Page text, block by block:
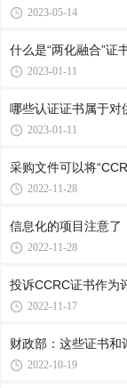
2023-05-14
什么是“两化融合”证
2023-01-11
哪些认证证书属于对
2023-01-11
采购文件可以将
2022-11-28
信息化的项目注意了
2022-11-28
投诉CCRC证书作为
2022-11-17
财政部：这些证书和
2022-10-19